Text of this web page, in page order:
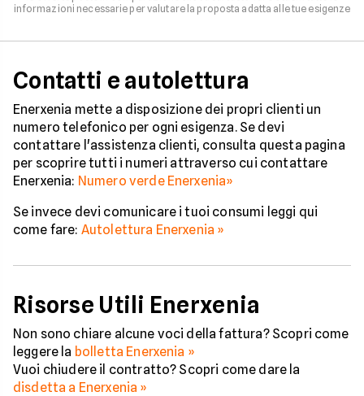
informazioni necessarie per valutare la proposta adatta alle tue esigenze
Contatti e autolettura
Enerxenia mette a disposizione dei propri clienti un
numero telefonico per ogni esigenza. Se devi
contattare l'assistenza clienti, consulta questa pagina
per scoprire tutti i numeri attraverso cui contattare
Enerxenia: Numero verde Enerxenia»
Se invece devi comunicare i tuoi consumi leggi qui
come fare: Autolettura Enerxenia »
Risorse Utili Enerxenia
Non sono chiare alcune voci della fattura? Scopri come
leggere la bolletta Enerxenia »
Vuoi chiudere il contratto? Scopri come dare la
disdetta a Enerxenia »